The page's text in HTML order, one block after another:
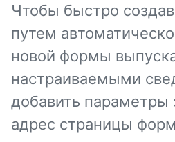
Чтобы быстро
путем
новой формы
настраиваемыми
добавить параметры
адрес страницы